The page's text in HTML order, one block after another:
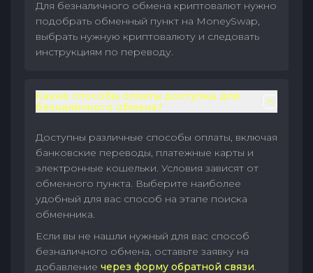
Для безналичного обмена криптовалют нужно
подобрать обменный пункт на MoneySwap,
выбрать нужную криптовалюту и следовать
инструкциям по переводу.
Какие способы оплаты доступны для
безналичного обмена?
Доступны различные способы оплаты, включая
банковские переводы, платежные карты и
электронные кошельки. Условия зависят от
обменного пункта. Выберите наиболее
удобный для вас способ на этапе поиска
обменника.
Если вы не нашли нужный для вас способ
безналичного обмена, оставьте заявку на
добавление через форму обратной связи.